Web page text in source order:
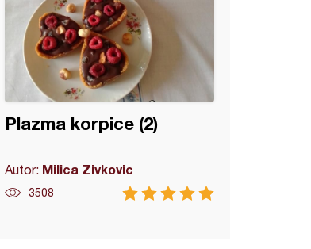
Plazma korpice (2)
Autor: Milica Zivkovic
3508